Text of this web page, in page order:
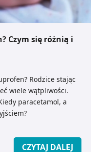
Czym się różnią i
Rodzice stając
wiele wątpliwości.
paracetamol, a
CZYTAJ DALEJ